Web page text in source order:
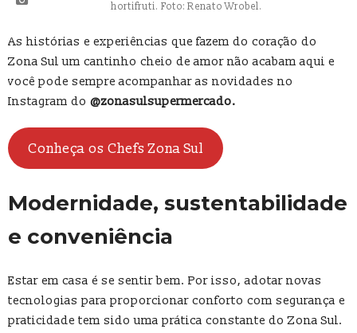
hortifruti. Foto: Renato Wrobel.
As histórias e experiências que fazem do coração do
Zona Sul um cantinho cheio de amor não acabam aqui e
você pode sempre acompanhar as novidades no
Instagram do @zonasulsupermercado.
Conheça os Chefs Zona Sul
Modernidade, sustentabilidade
e conveniência
Estar em casa é se sentir bem. Por isso, adotar novas
tecnologias para proporcionar conforto com segurança e
praticidade tem sido uma prática constante do Zona Sul.